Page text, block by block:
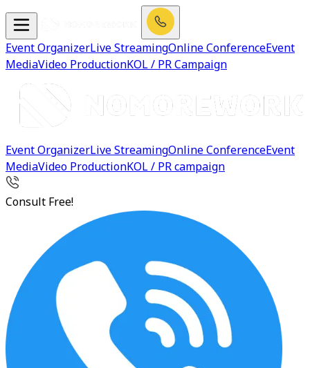
Event OrganizerLive StreamingOnline ConferenceEvent
MediaVideo ProductionKOL / PR Campaign
Event OrganizerLive StreamingOnline ConferenceEvent
MediaVideo ProductionKOL / PR campaign
Consult Free!